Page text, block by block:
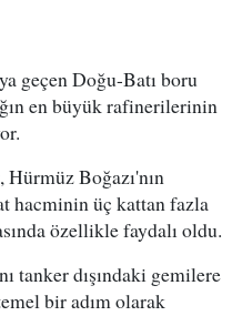
geçen Doğu-Batı boru
en büyük rafinerilerinin
Boğazı'nın
hacminin üç kattan fazla
özellikle faydalı oldu.
tanker dışındaki gemilere
bir adım olarak